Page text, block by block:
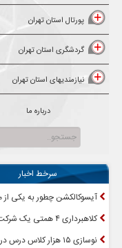
پورتال استان تهران
گردشگری استان تهران
نیازمندیهای استان تهران
درباره ما
سرخط اخبار
آیسوکالکشن چطور به یکی از
کلاهبرداری ۴ همتی یک شرکت مهاجرتی
نوسازی ۱۵ هزار کلاس درس در استان تهران